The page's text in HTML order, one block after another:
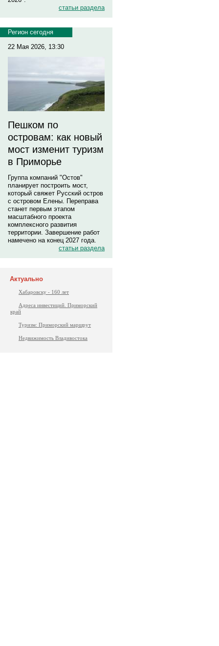
статьи раздела
Регион сегодня
22 Мая 2026, 13:30
Пешком по
островам: как новый
мост изменит туризм
в Приморье
Группа компаний "Остов"
планирует построить мост,
который свяжет Русский остров
с островом Елены. Переправа
станет первым этапом
масштабного проекта
комплексного развития
территории. Завершение работ
намечено на конец 2027 года.
статьи раздела
Актуально
Хабаровску - 160 лет
Адреса инвестиций. Приморский
край
Туризм: Приморский маршрут
Недвижимость Владивостока